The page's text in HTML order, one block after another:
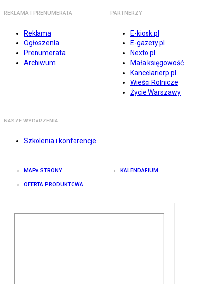
REKLAMA I PRENUMERATA
Reklama
Ogłoszenia
Prenumerata
Archiwum
PARTNERZY
E-kiosk.pl
E-gazety.pl
Nexto.pl
Mała księgowość
Kancelarierp.pl
Wieści Rolnicze
Życie Warszawy
NASZE WYDARZENIA
Szkolenia i konferencje
MAPA STRONY KALENDARIUM
OFERTA PRODUKTOWA